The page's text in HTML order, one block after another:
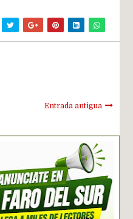
Entrada antigua